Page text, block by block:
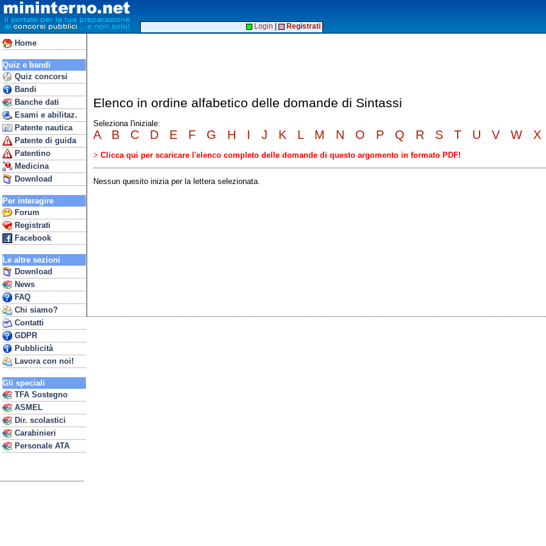
Home
Quiz e bandi
Quiz concorsi
Bandi
Banche dati
Esami e abilitaz.
Patente nautica
Patente di guida
Patentino
Medicina
Download
Per interagire
Forum
Registrati
Facebook
Le altre sezioni
Download
News
FAQ
Chi siamo?
Contatti
GDPR
Pubblicità
Lavora con noi!
Gli speciali
TFA Sostegno
ASMEL
Dir. scolastici
Carabinieri
Personale ATA
Login Registrati
Elenco in ordine alfabetico delle domande di Sintassi
Seleziona l'iniziale:
A B C D E F G H I J K L M N O P Q R S T U V W X
> Clicca qui per scaricare l'elenco completo delle domande di questo argomento in formato PDF!
Nessun quesito inizia per la lettera selezionata.